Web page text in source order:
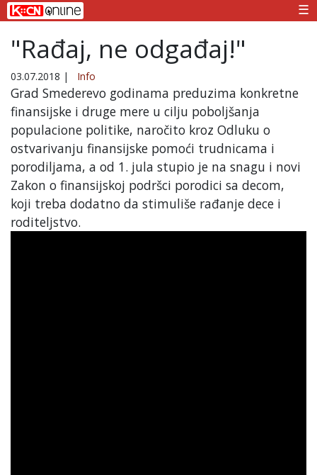
☰
"Rađaj, ne odgađaj!"
03.07.2018 | Info
Grad Smederevo godinama preduzima konkretne
finansijske i druge mere u cilju poboljšanja
populacione politike, naročito kroz Odluku o
ostvarivanju finansijske pomoći trudnicama i
porodiljama, a od 1. jula stupio je na snagu i novi
Zakon o finansijskoj podršci porodici sa decom,
koji treba dodatno da stimuliše rađanje dece i
roditeljstvo.